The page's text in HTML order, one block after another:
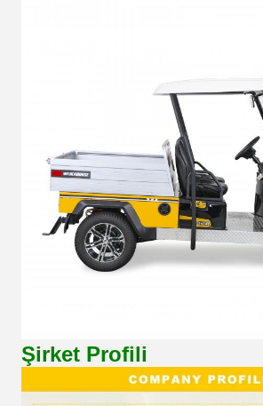
Şirket Profili